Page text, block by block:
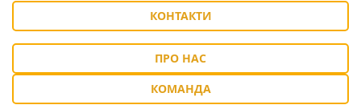
КОНТАКТИ
ПРО НАС
КОМАНДА